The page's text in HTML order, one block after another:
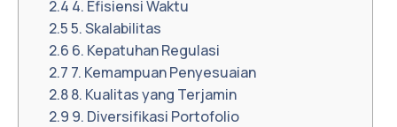
2.4 4. Efisiensi Waktu
2.55. Skalabilitas
2.6 6. Kepatuhan Regulasi
2.7 7. Kemampuan Penyesuaian
2.88. Kualitas yang Terjamin
2.9 9. Diversifikasi Portofolio